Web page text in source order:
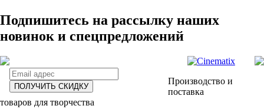
Подпишитесь на рассылку наших
новинок и спецпредложений
ПОЛУЧИТЬ СКИДКУ
Производство и
поставка
товаров для творчества